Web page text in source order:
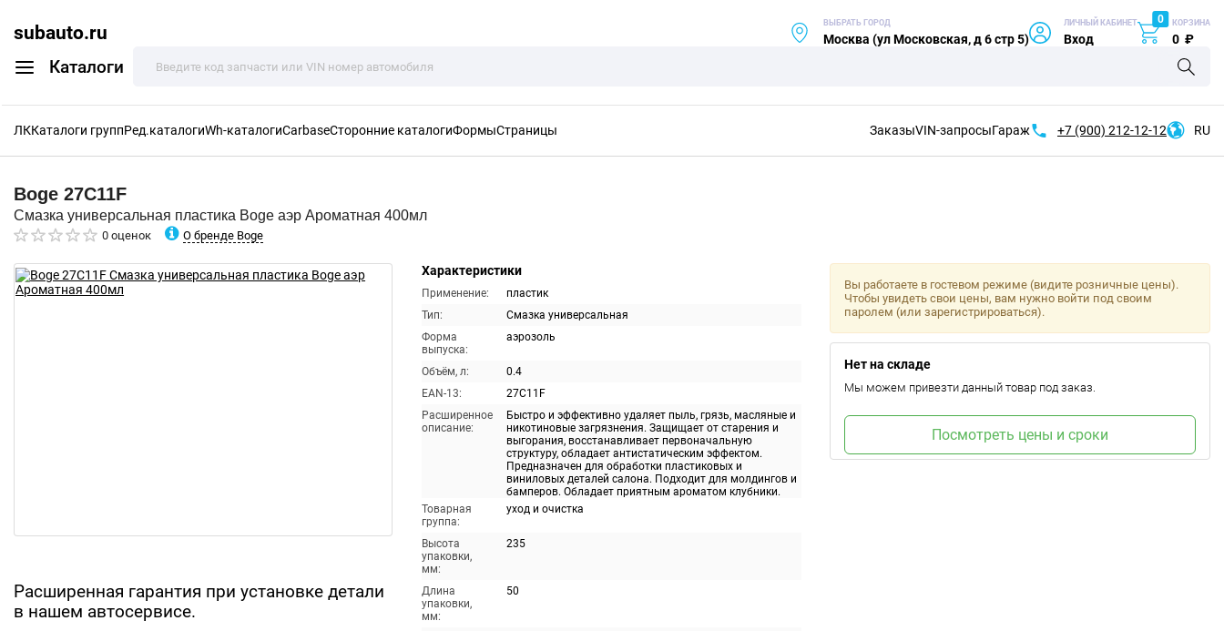
subauto.ru
Каталоги
ВЫБРАТЬ ГОРОД
Москва (ул Московская, д 6 стр 5)
ЛИЧНЫЙ КАБИНЕТ
Вход
0 КОРЗИНА
0 ₽
ЛККаталоги группРед.каталогиWh-каталогиCarbaseСторонние каталогиФормыСтраницы ЗаказыVIN-запросыГараж +7 (900) 212-12-12 RU
Boge 27C11F
Смазка универсальная пластика Boge аэр Ароматная 400мл
0 оценок О бренде Boge
Расширенная гарантия при установке детали
в нашем автосервисе.
Характеристики
Применение:
пластик
Тип:
Смазка универсальная
Форма
выпуска:
аэрозоль
Объём, л:
0.4
EAN-13:
27C11F
Расширенное
описание:
Быстро и эффективно удаляет пыль, грязь, масляные и
никотиновые загрязнения. Защищает от старения и
выгорания, восстанавливает первоначальную
структуру, обладает антистатическим эффектом.
Предназначен для обработки пластиковых и
виниловых деталей салона. Подходит для молдингов и
бамперов. Обладает приятным ароматом клубники.
Товарная
группа:
уход и очистка
Высота
упаковки,
мм:
235
Длина
упаковки,
мм:
50
Вы работаете в гостевом режиме (видите розничные цены).
Чтобы увидеть свои цены, вам нужно войти под своим
паролем (или зарегистрироваться).
Нет на складе
Мы можем привезти данный товар под заказ.
Посмотреть цены и сроки